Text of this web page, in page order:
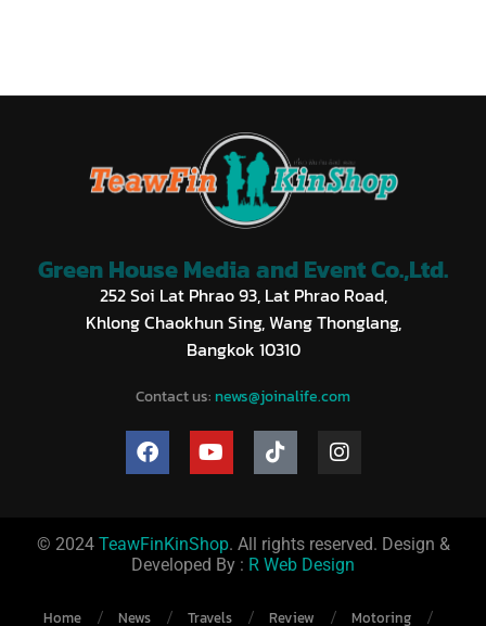
Green House Media and Event Co.,Ltd.
252 Soi Lat Phrao 93, Lat Phrao Road,
Khlong Chaokhun Sing, Wang Thonglang,
Bangkok 10310
Contact us: news@joinalife.com
© 2024 TeawFinKinShop. All rights reserved. Design &
Developed By : R Web Design
Home News Travels Review Motoring